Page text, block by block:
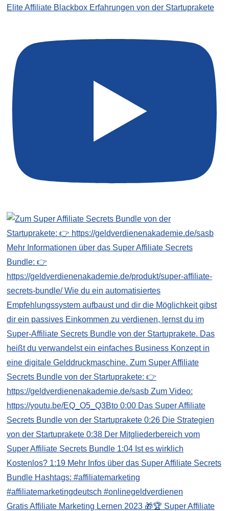
Elite Affiliate Blackbox Erfahrungen von der Startuprakete
Gratis Affiliate Marketing Lernen 2023 🎁🏆 Super Affiliate